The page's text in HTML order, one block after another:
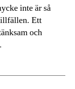
inte är så
Ett
och